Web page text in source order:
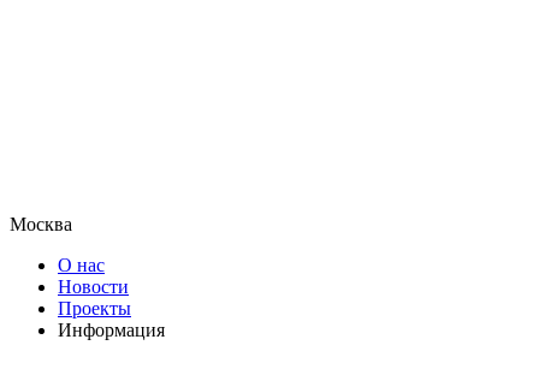
Москва
О нас
Новости
Проекты
Информация